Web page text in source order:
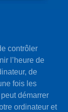
contrôler
l’heure de
de
fois les
démarrer
ordinateur et